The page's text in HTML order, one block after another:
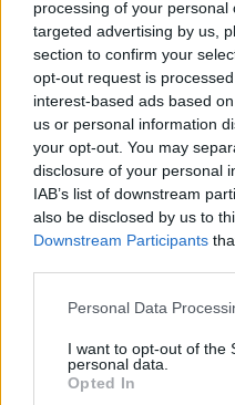
processing of your
targeted advertising by us,
section to confirm your
opt-out request is
interest-based ads based
us or personal information
your opt-out. You may
disclosure of your personal
IAB’s list of downstream
also be disclosed by us to
Downstream Participants
Please note that this
not limited to your visit or
grant or deny consent to
use your data for below
Personal Data
I want to opt-out of the
personal data.
Opted In